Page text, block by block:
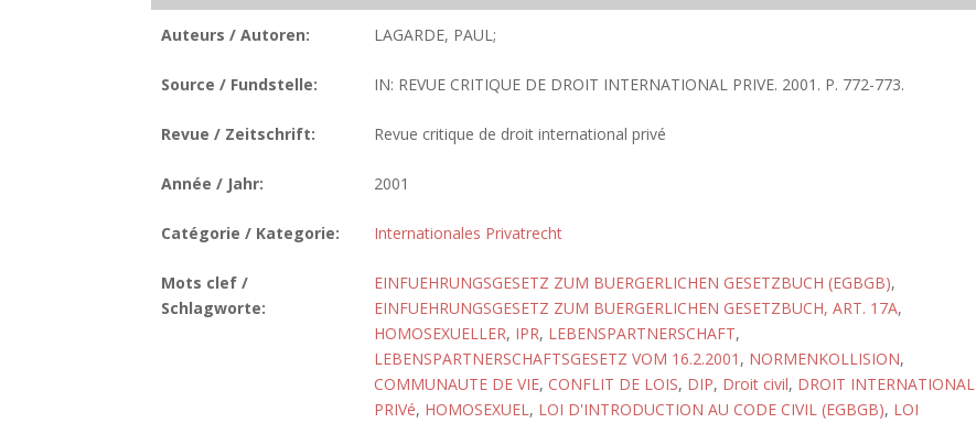
Auteurs / Autoren: LAGARDE, PAUL;
Source / Fundstelle: IN: REVUE CRITIQUE DE DROIT INTERNATIONAL PRIVE. 2001. P. 772-773.
Revue / Zeitschrift: Revue critique de droit international privé
Année / Jahr: 2001
Catégorie / Kategorie: Internationales Privatrecht
Mots clef /
Schlagworte:
EINFUEHRUNGSGESETZ ZUM BUERGERLICHEN GESETZBUCH (EGBGB),
EINFUEHRUNGSGESETZ ZUM BUERGERLICHEN GESETZBUCH, ART. 17A,
HOMOSEXUELLER, IPR, LEBENSPARTNERSCHAFT,
LEBENSPARTNERSCHAFTSGESETZ VOM 16.2.2001 , NORMENKOLLISION,
COMMUNAUTE DE VIE, CONFLIT DE LOIS, DIP, Droit civil, DROIT INTERNATIONAL
PRIVé, HOMOSEXUEL, LOI D'INTRODUCTION AU CODE CIVIL (EGBGB), LOI